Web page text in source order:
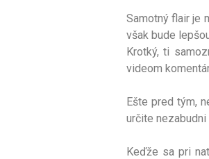
Samotný flair je
však bude
Krotký, ti
videom
Ešte pred tým,
určite nezabudni
Keďže sa pri